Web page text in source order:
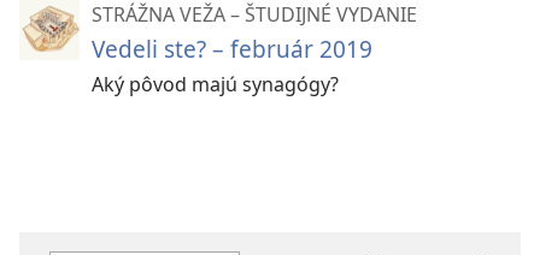
STRÁŽNA VEŽA – ŠTUDIJNÉ VYDANIE
Vedeli ste? – február 2019
Aký pôvod majú synagógy?